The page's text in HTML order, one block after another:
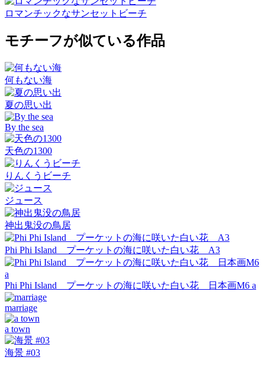
ロマンチックなサンセットビーチ
モチーフが似ている作品
何もない海
夏の思い出
By the sea
天色の1300
りんくうビーチ
ジュース
神出鬼没の鳥居
Phi Phi Island プーケットの海に咲いた白い花 A3
Phi Phi Island プーケットの海に咲いた白い花 日本画M6 a
marriage
a town
海景 #03